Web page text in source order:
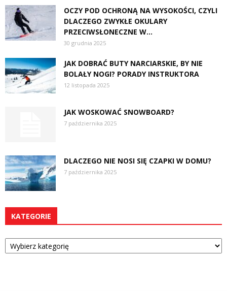
OCZY POD OCHRONĄ NA WYSOKOŚCI, CZYLI
DLACZEGO ZWYKŁE OKULARY
PRZECIWSŁONECZNE W...
30 grudnia 2025
JAK DOBRAĆ BUTY NARCIARSKIE, BY NIE
BOLAŁY NOGI? PORADY INSTRUKTORA
12 listopada 2025
JAK WOSKOWAĆ SNOWBOARD?
7 października 2025
DLACZEGO NIE NOSI SIĘ CZAPKI W DOMU?
7 października 2025
KATEGORIE
Kategorie